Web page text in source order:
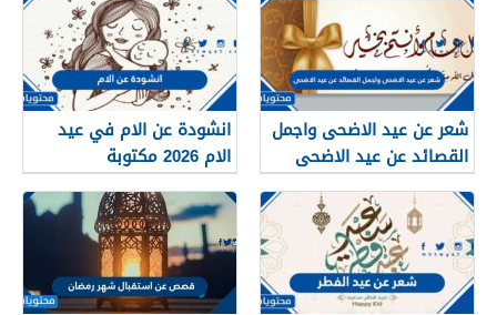
شعر عن عيد الاضحى واجمل
القصائد عن عيد الاضحى
2026
انشودة عن الام في عيد
الام 2026 مكتوبة